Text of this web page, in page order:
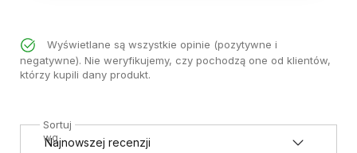
Wyświetlane są wszystkie opinie (pozytywne i
negatywne). Nie weryfikujemy, czy pochodzą one od klientów,
którzy kupili dany produkt.
Sortuj
wg